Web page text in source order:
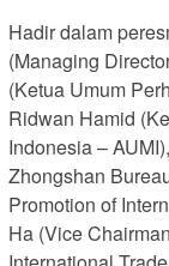
Hadir dalam
(Managing
(Ketua Umum
Ridwan Hamid
Indonesia –
Zhongshan
Promotion of
Ha (Vice